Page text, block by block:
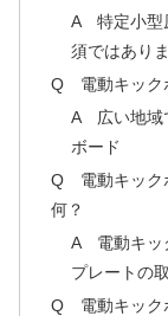
A 特定小型
須ではありま
Q 電動キック
A 広い地域
ボード
Q 電動キック
何？
A 電動キッ
プレートの
Q 電動キック